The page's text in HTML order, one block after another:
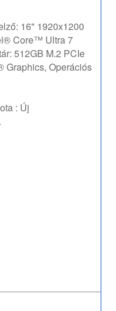
16" 1920x1200
Core™ Ultra 7
512GB M.2 PCIe
Graphics, Operációs
: Új